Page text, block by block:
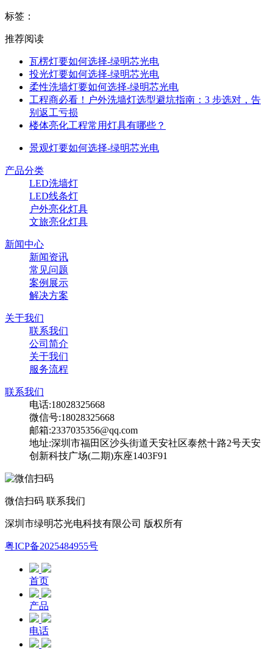
标签：
推荐阅读
瓦楞灯要如何选择-绿明芯光电
投光灯要如何选择-绿明芯光电
柔性洗墙灯要如何选择-绿明芯光电
工程商必看！户外洗墙灯选型避坑指南：3 步选对，告
别返工亏损
楼体亮化工程常用灯具有哪些？
景观灯要如何选择-绿明芯光电
产品分类
LED洗墙灯
LED线条灯
户外亮化灯具
文旅亮化灯具
新闻中心
新闻资讯
常见问题
案例展示
解决方案
关于我们
联系我们
公司简介
关于我们
服务流程
联系我们
电话:18028325668
微信号:18028325668
邮箱:2337035356@qq.com
地址:深圳市福田区沙头街道天安社区泰然十路2号天安
创新科技广场(二期)东座1403F91
微信扫码 联系我们
深圳市绿明芯光电科技有限公司 版权所有
粤ICP备2025484955号
首页
产品
电话